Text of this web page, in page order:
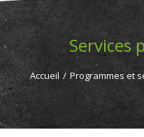
Services
Accueil / Programmes et